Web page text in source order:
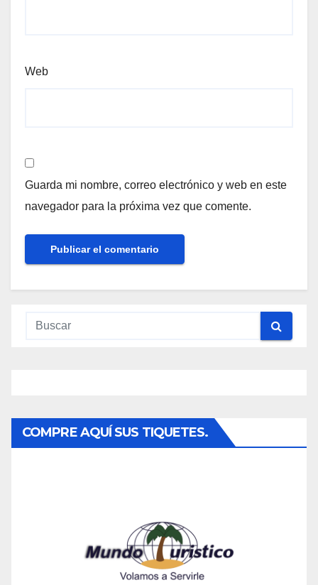
Web
Guarda mi nombre, correo electrónico y web en este
navegador para la próxima vez que comente.
COMPRE AQUÍ SUS TIQUETES.